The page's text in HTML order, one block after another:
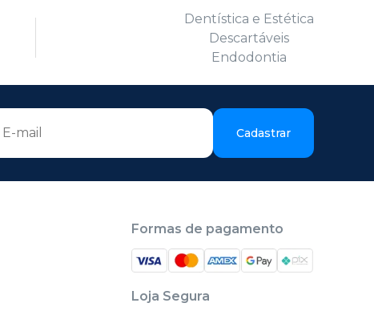
Dentística e Estética
Descartáveis
Endodontia
Cadastrar
Formas de pagamento
Loja Segura